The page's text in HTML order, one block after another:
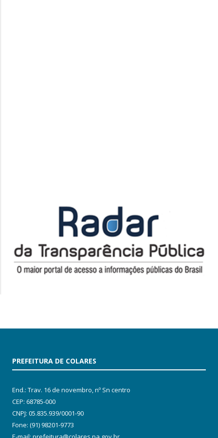
PREFEITURA DE COLARES
End.: Trav. 16 de novembro, nº Sn centro
CEP: 68785-000
CNPJ: 05.835.939/0001-90
Fone: (91) 98201-9773